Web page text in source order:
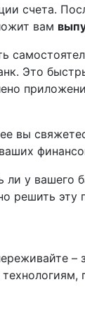
счета.
вам
Это
вы
ли у вашего
решить эту
–